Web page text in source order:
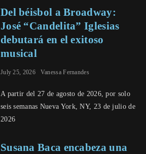
Del béisbol a Broadway:
José “Candelita” Iglesias
debutará en el exitoso
musical
July 25, 2026 Vanessa Fernandes
A partir del 27 de agosto de 2026, por solo
seis semanas Nueva York, NY, 23 de julio de
2026
Susana Baca encabeza una